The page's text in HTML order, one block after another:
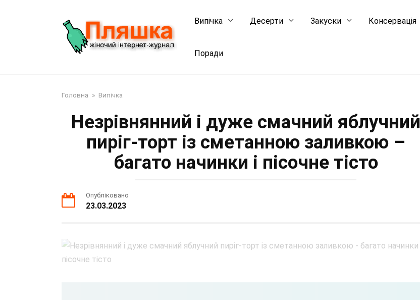
Випічка Десерти Закуски Консервація
Поради
Головна » Випічка
Незрівнянний і дуже смачний яблучний
пиріг-торт із сметанною заливкою –
багато начинки і пісочне тісто
Опубліковано
23.03.2023